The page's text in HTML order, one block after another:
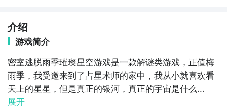
介绍
游戏简介
密室逃脱雨季璀璨星空游戏是一款解谜类游戏，正值梅
雨季，我受邀来到了占星术师的家中，我从小就喜欢看
天上的星星，但是真正的银河，真正的宇宙是什么...
展开